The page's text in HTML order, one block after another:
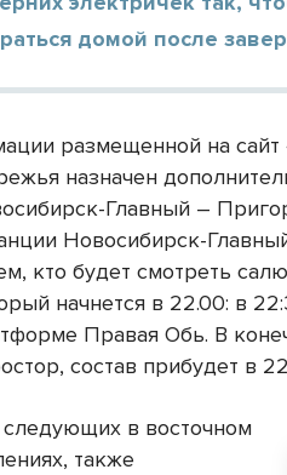
домой после
размещенной на сайт
назначен
Главный –
Новосибирск-
кто будет смотреть
начнется в 22.00: в
Правая Обь. В
состав прибудет в
в восточном
также